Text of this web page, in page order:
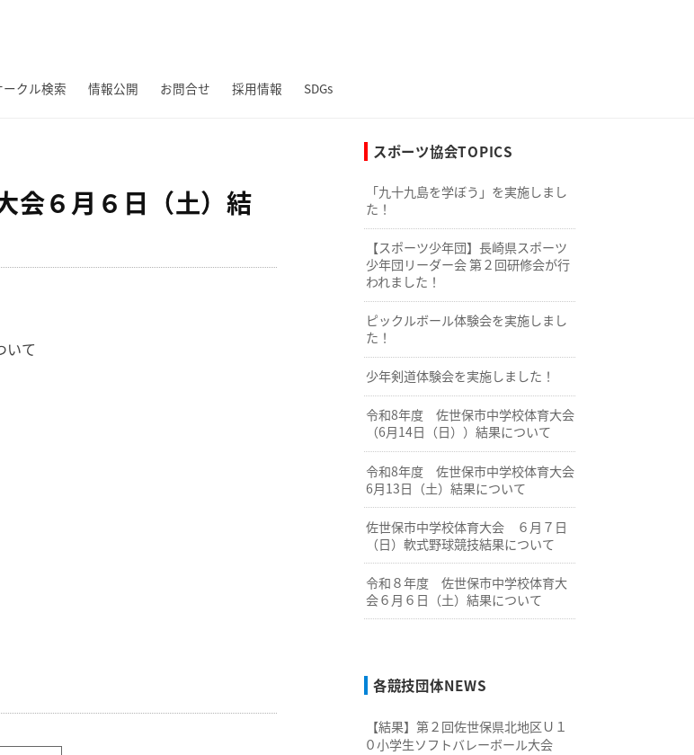
ークル検索 情報公開 お問合せ 採用情報 SDGs
６月６日（土）結
いて
スポーツ協会TOPICS
「九十九島を学ぼう」を実施しまし
た！
【スポーツ少年団】長崎県スポーツ
少年団リーダー会 第２回研修会が行
われました！
ピックルボール体験会を実施しまし
た！
少年剣道体験会を実施しました！
令和8年度 佐世保市中学校体育大会
（6月14日（日））結果について
令和8年度 佐世保市中学校体育大会
6月13日（土）結果について
佐世保市中学校体育大会 ６月７日
（日）軟式野球競技結果について
令和８年度 佐世保市中学校体育大
会６月６日（土）結果について
各競技団体NEWS
【結果】第２回佐世保県北地区Ｕ１
０小学生ソフトバレーボール大会